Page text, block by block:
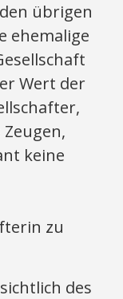
übrigen
ehemalige
Wert der
keine
zu
des